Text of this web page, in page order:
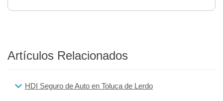
Artículos Relacionados
HDI Seguro de Auto en Toluca de Lerdo